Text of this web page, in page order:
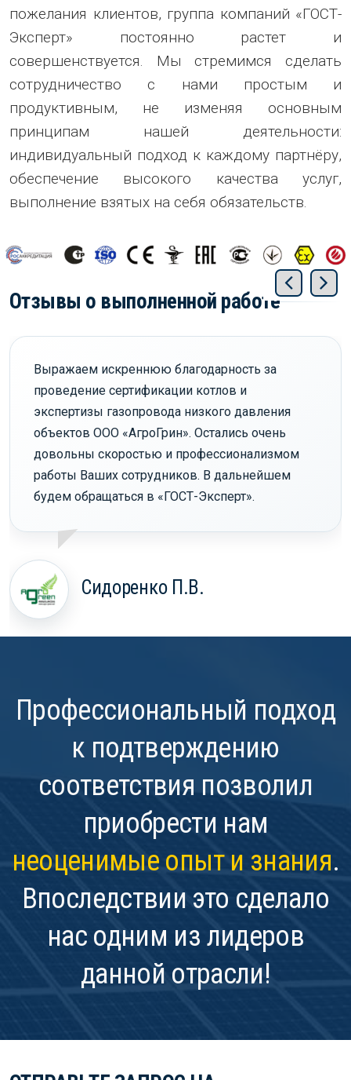
пожелания клиентов, группа компаний «ГОСТ-
Эксперт» постоянно растет и
совершенствуется. Мы стремимся сделать
сотрудничество с нами простым и
продуктивным, не изменяя основным
принципам нашей деятельности:
индивидуальный подход к каждому партнёру,
обеспечение высокого качества услуг,
выполнение взятых на себя обязательств.
Отзывы о выполненной работе
Выражаем искреннюю благодарность за
проведение сертификации котлов и
экспертизы газопровода низкого давления
объектов ООО «АгроГрин». Остались очень
довольны скоростью и профессионализмом
работы Ваших сотрудников. В дальнейшем
будем обращаться в «ГОСТ-Эксперт».
Сидоренко П.В.
Профессиональный подход
к подтверждению
соответствия позволил
приобрести нам
неоценимые опыт и знания.
Впоследствии это сделало
нас одним из лидеров
данной отрасли!